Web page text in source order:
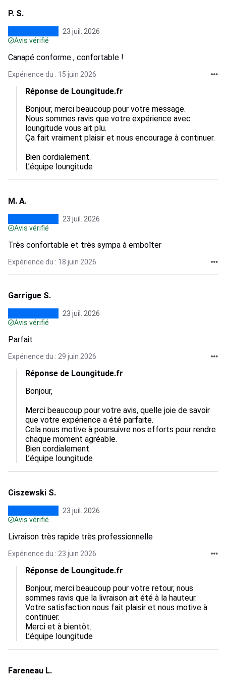
P. S.
23 juil. 2026
Avis vérifié
Canapé conforme , confortable !
Expérience du : 15 juin 2026
Réponse de Loungitude.fr
Bonjour, merci beaucoup pour votre message.
Nous sommes ravis que votre expérience avec
loungitude vous ait plu.
Ça fait vraiment plaisir et nous encourage à continuer.
Bien cordialement.
L’équipe loungitude
M. A.
23 juil. 2026
Avis vérifié
Très confortable et très sympa à emboîter
Expérience du : 18 juin 2026
Garrigue S.
23 juil. 2026
Avis vérifié
Parfait
Expérience du : 29 juin 2026
Réponse de Loungitude.fr
Bonjour,
Merci beaucoup pour votre avis, quelle joie de savoir
que votre expérience a été parfaite.
Cela nous motive à poursuivre nos efforts pour rendre
chaque moment agréable.
Bien cordialement.
L’équipe loungitude
Ciszewski S.
23 juil. 2026
Avis vérifié
Livraison très rapide très professionnelle
Expérience du : 23 juin 2026
Réponse de Loungitude.fr
Bonjour, merci beaucoup pour votre retour, nous
sommes ravis que la livraison ait été à la hauteur.
Votre satisfaction nous fait plaisir et nous motive à
continuer.
Merci et à bientôt.
L’équipe loungitude
Fareneau L.